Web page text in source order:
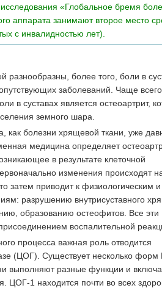
«Глобальное бремя
аппарата занимают второе место
с инвалидностью лет).
разнообразны, более того, боли в
заболеваний. Чаще всего
в суставах является остеоартрит,
земного шара.
как болезни хрящевой ткани, уже
медицина определяет
в результате клеточной
изменения происходят
затем приводит к физиологическим и
разрушению внутрисуставного
образованию остеофитов. Все эти
воспалительной
процесса важная роль отводится
(ЦОГ). Существует несколько
выполняют разные функции и
ЦОГ-1 находится почти во всех